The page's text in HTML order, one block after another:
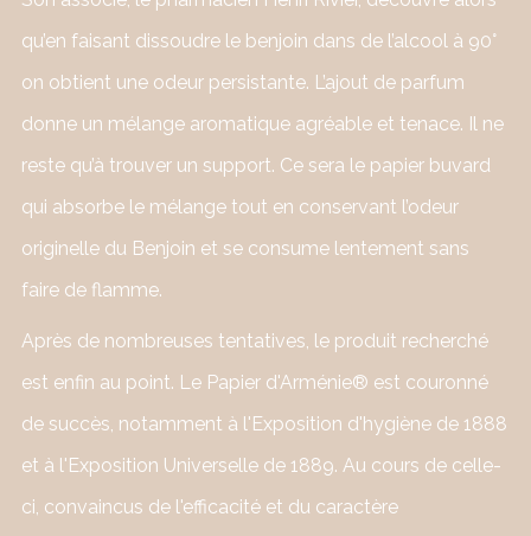
qu’en faisant dissoudre le benjoin dans de l’alcool à 90°
on obtient une odeur persistante. L’ajout de parfum
donne un mélange aromatique agréable et tenace. Il ne
reste qu’à trouver un support. Ce sera le papier buvard
qui absorbe le mélange tout en conservant l’odeur
originelle du Benjoin et se consume lentement sans
faire de flamme.
Après de nombreuses tentatives, le produit recherché
est enfin au point. Le Papier d'Arménie® est couronné
de succès, notamment à l'Exposition d'hygiène de 1888
et à l'Exposition Universelle de 1889. Au cours de celle-
ci, convaincus de l'efficacité et du caractère